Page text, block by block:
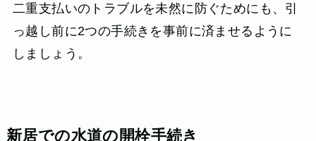
二重支払いのトラブルを未然に防ぐためにも、引
っ越し前に2つの手続きを事前に済ませるように
しましょう。
新居での水道の開栓手続き